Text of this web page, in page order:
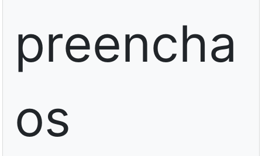
preencha
os